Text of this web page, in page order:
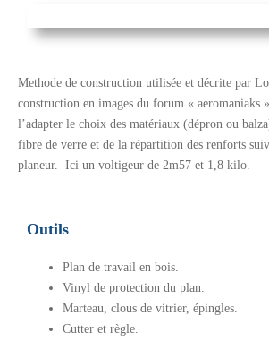
Methode de construction utilisée et décrite par
construction en images du forum « aeromaniaks
l’adapter le choix des matériaux (dépron ou
fibre de verre et de la répartition des renforts
planeur. Ici un voltigeur de 2m57 et 1,8 kilo.
Outils
Plan de travail en bois.
Vinyl de protection du plan.
Marteau, clous de vitrier, épingles.
Cutter et règle.